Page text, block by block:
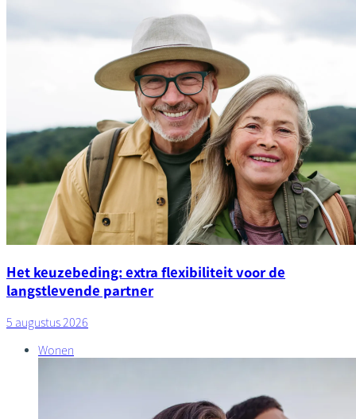
Het keuzebeding: extra flexibiliteit voor de
langstlevende partner
5 augustus 2026
Wonen